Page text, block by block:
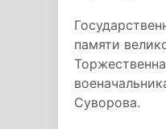
памяти
Суворова.